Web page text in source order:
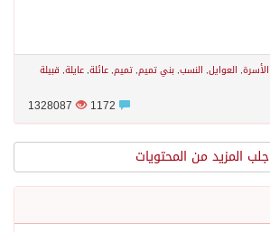
الأسرة, العوايل, النسب, بني تميم, تميم, عائلة, عايلة, قبيلة
1328087
جلب المزيد من المحتويات